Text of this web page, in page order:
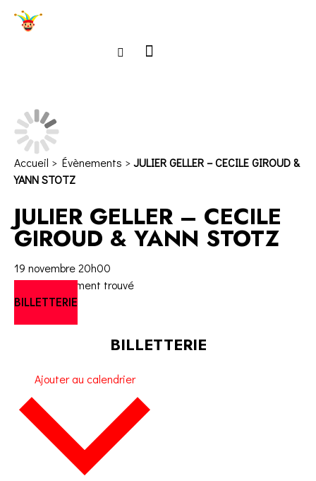
Accueil > Évènements >JULIER GELLER – CECILE GIROUD &
YANN STOTZ
JULIER GELLER – CECILE
GIROUD & YANN STOTZ
19 novembre20h00
Aucun évènement trouvé
BILLETTERIE
BILLETTERIE
Ajouter au calendrier